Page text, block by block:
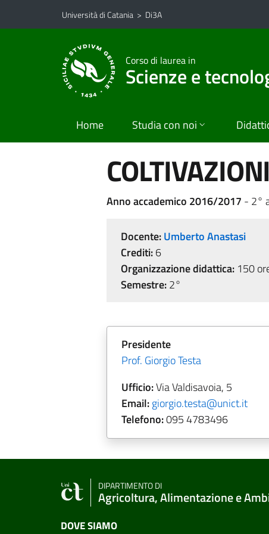
Vai al contenuto principale
Vai al menu di navigazione
Università di Catania > Di3A
Corso di laurea in
Scienze e
Home Studia con noi
Anno accademico 2016/2017 - 2°
Docente:Umberto Anastasi
Crediti:6
Organizzazione didattica:150
Semestre:2°
Presidente
Prof. Giorgio Testa
Ufficio:Via Valdisavoia, 5
Email:giorgio.testa@unict.it
Telefono:0954783496
DIPARTIMENTO DI
Agricoltura, Alimentazione e
DOVE SIAMO